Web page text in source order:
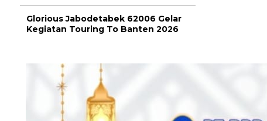
Glorious Jabodetabek 62006 Gelar
Kegiatan Touring To Banten 2026